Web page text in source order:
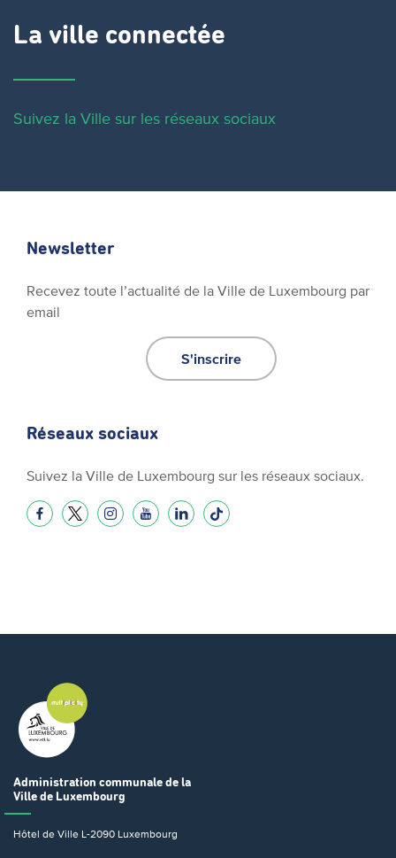
La ville connectée
Suivez la Ville sur les réseaux sociaux
Newsletter
Recevez toute l’actualité de la Ville de Luxembourg par
email
S'inscrire
Réseaux sociaux
Suivez la Ville de Luxembourg sur les réseaux sociaux.
Administration communale de la
Ville de Luxembourg
Hôtel de Ville L-2090 Luxembourg